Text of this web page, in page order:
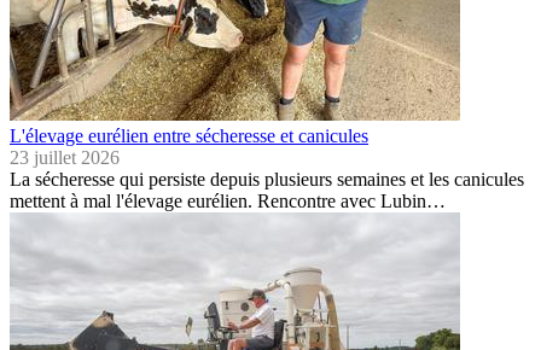
L'élevage eurélien entre sécheresse et canicules
23 juillet 2026
La sécheresse qui persiste depuis plusieurs semaines et les canicules
mettent à mal l'élevage eurélien. Rencontre avec Lubin…